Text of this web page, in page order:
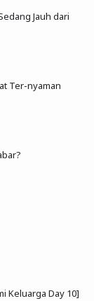
Jauh dari
Ter-nyaman
Keluarga Day 10]